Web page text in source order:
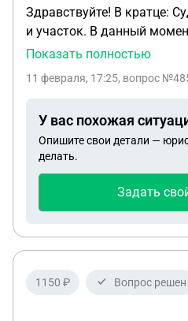
Здравствуйте! В кратце:
и участок. В данный
бывшая владелица с
регистрационного учета.
Вопрос: 1. ФССП заведет ли по этому решению
Исполнительное Производство? 2.
предоставлены для
какой даты можно прийти
Показать полностью
11 февраля, 17:25, вопрос
У вас похожая
Опишите свои детали —
делать.
Задать
1150 ₽ Вопрос решен